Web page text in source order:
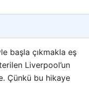
başla çıkmakla eş
Liverpool’un
Çünkü bu hikaye